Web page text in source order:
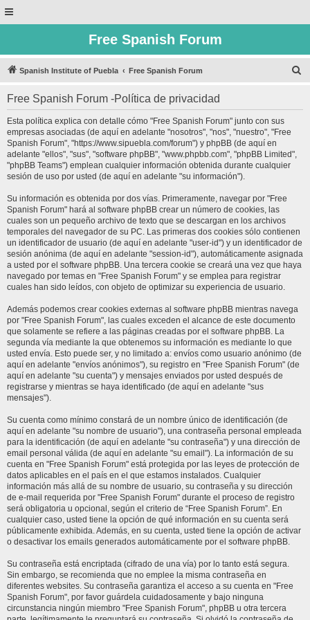
Free Spanish Forum
Spanish Institute of Puebla Free Spanish Forum
Free Spanish Forum -Política de privacidad
Esta política explica con detalle cómo "Free Spanish Forum" junto con sus
empresas asociadas (de aquí en adelante "nosotros", "nos", "nuestro", "Free
Spanish Forum", "https://www.sipuebla.com/forum") y phpBB (de aquí en
adelante "ellos", "sus", "software phpBB", "www.phpbb.com", "phpBB Limited",
"phpBB Teams") emplean cualquier información obtenida durante cualquier
sesión de uso por usted (de aquí en adelante "su información").
Su información es obtenida por dos vías. Primeramente, navegar por "Free
Spanish Forum" hará al software phpBB crear un número de cookies, las
cuales son un pequeño archivo de texto que se descargan en los archivos
temporales del navegador de su PC. Las primeras dos cookies sólo contienen
un identificador de usuario (de aquí en adelante "user-id") y un identificador de
sesión anónima (de aquí en adelante "session-id"), automáticamente asignada
a usted por el software phpBB. Una tercera cookie se creará una vez que haya
navegado por temas en "Free Spanish Forum" y se emplea para registrar
cuales han sido leídos, con objeto de optimizar su experiencia de usuario.
Además podemos crear cookies externas al software phpBB mientras navega
por "Free Spanish Forum", las cuales exceden el alcance de este documento
que solamente se refiere a las páginas creadas por el software phpBB. La
segunda vía mediante la que obtenemos su información es mediante lo que
usted envía. Esto puede ser, y no limitado a: envíos como usuario anónimo (de
aquí en adelante "envíos anónimos"), su registro en "Free Spanish Forum" (de
aquí en adelante "su cuenta") y mensajes enviados por usted después de
registrarse y mientras se haya identificado (de aquí en adelante "sus
mensajes").
Su cuenta como mínimo constará de un nombre único de identificación (de
aquí en adelante "su nombre de usuario"), una contraseña personal empleada
para la identificación (de aquí en adelante "su contraseña") y una dirección de
email personal válida (de aquí en adelante "su email"). La información de su
cuenta en "Free Spanish Forum" está protegida por las leyes de protección de
datos aplicables en el país en el que estamos instalados. Cualquier
información más allá de su nombre de usuario, su contraseña y su dirección
de e-mail requerida por "Free Spanish Forum" durante el proceso de registro
será obligatoria u opcional, según el criterio de “Free Spanish Forum”. En
cualquier caso, usted tiene la opción de qué información en su cuenta será
públicamente exhibida. Además, en su cuenta, usted tiene la opción de activar
o desactivar los emails generados automáticamente por el software phpBB.
Su contraseña está encriptada (cifrado de una vía) por lo tanto está segura.
Sin embargo, se recomienda que no emplee la misma contraseña en
diferentes websites. Su contraseña garantiza el acceso a su cuenta en "Free
Spanish Forum", por favor guárdela cuidadosamente y bajo ninguna
circunstancia ningún miembro "Free Spanish Forum", phpBB u otra tercera